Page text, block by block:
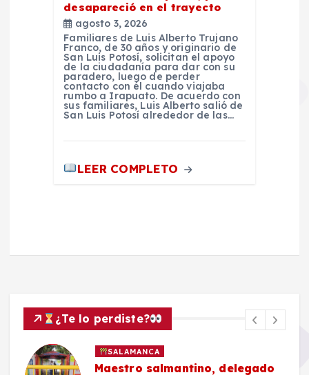
desapareció en el trayecto
agosto 3, 2026
Familiares de Luis Alberto Trujano
Franco, de 30 años y originario de
San Luis Potosí, solicitan el apoyo
de la ciudadanía para dar con su
paradero, luego de perder
contacto con él cuando viajaba
rumbo a Irapuato. De acuerdo con
sus familiares, Luis Alberto salió de
San Luis Potosí alrededor de las…
LEER COMPLETO
¿Te lo perdiste?
SALAMANCA
Maestro salmantino, delegado